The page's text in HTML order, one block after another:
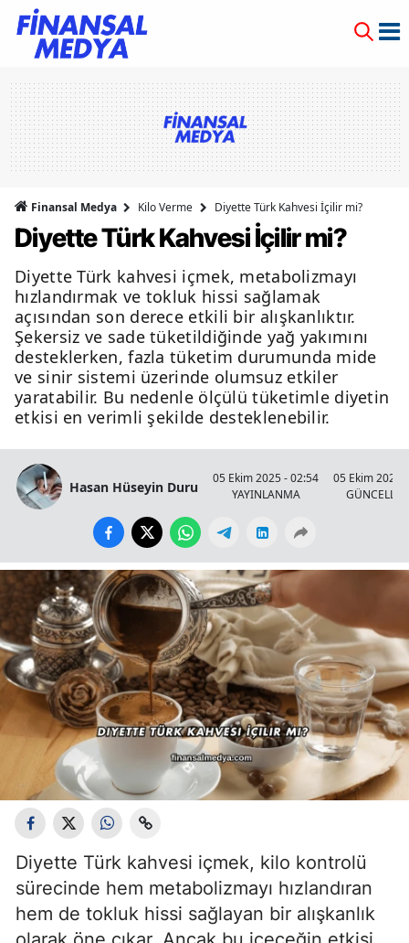
Finansal Medya Kilo Verme Diyette Türk Kahvesi İçilir mi?
Diyette Türk Kahvesi İçilir mi?
Diyette Türk kahvesi içmek, metabolizmayı
hızlandırmak ve tokluk hissi sağlamak
açısından son derece etkili bir alışkanlıktır.
Şekersiz ve sade tüketildiğinde yağ yakımını
desteklerken, fazla tüketim durumunda mide
ve sinir sistemi üzerinde olumsuz etkiler
yaratabilir. Bu nedenle ölçülü tüketimle diyetin
etkisi en verimli şekilde desteklenebilir.
Hasan Hüseyin Duru
05 Ekim 2025 - 02:54
YAYINLANMA
05 Ekim 2025
Diyette Türk kahvesi içmek, kilo kontrolü
sürecinde hem metabolizmayı hızlandıran
hem de tokluk hissi sağlayan bir alışkanlık